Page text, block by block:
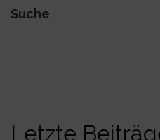
Suche
Letzte